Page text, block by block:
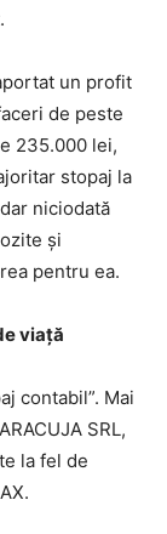
un profit
de peste
235.000 lei,
stopaj la
niciodată
și
pentru ea.
viață
contabil”. Mai
SRL,
la fel de